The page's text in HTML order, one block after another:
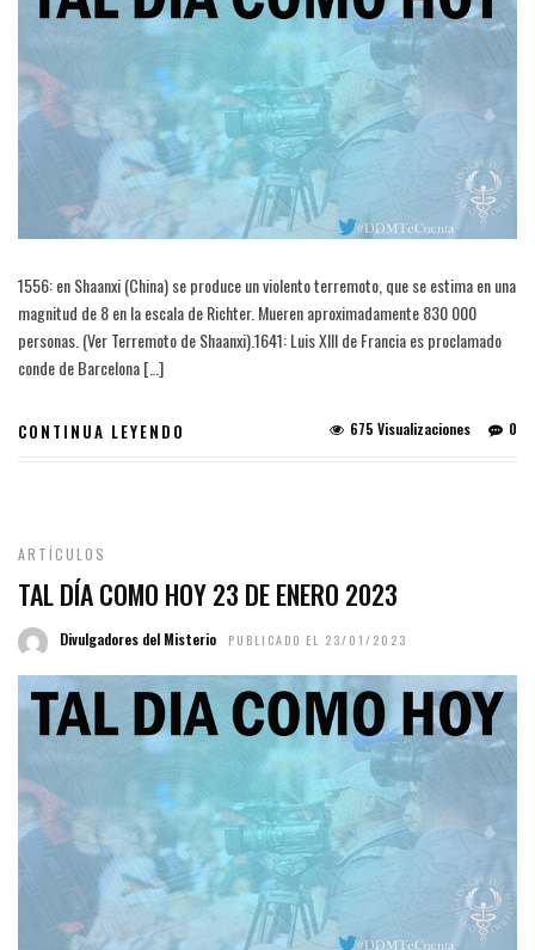
1556: en Shaanxi (China) se produce un violento terremoto, que se estima en una
magnitud de 8 en la escala de Richter. Mueren aproximadamente 830 000
personas. (Ver Terremoto de Shaanxi).1641: Luis XIII de Francia es proclamado
conde de Barcelona […]
CONTINUA LEYENDO 0
675 Visualizaciones
ARTÍCULOS
TAL DÍA COMO HOY 23 DE ENERO 2023
Divulgadores del Misterio PUBLICADO EL 23/01/2023